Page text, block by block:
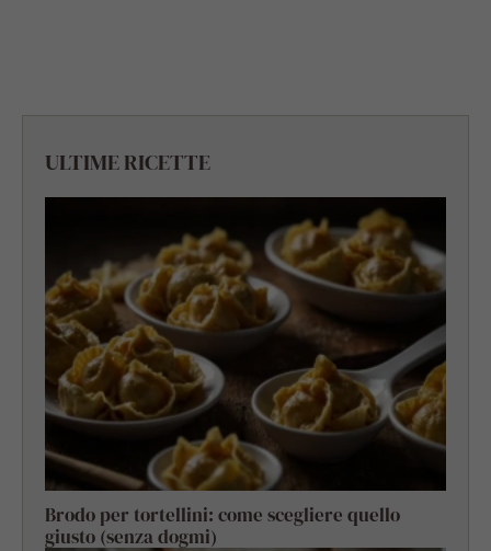
ULTIME RICETTE
Brodo per tortellini: come scegliere quello
giusto (senza dogmi)